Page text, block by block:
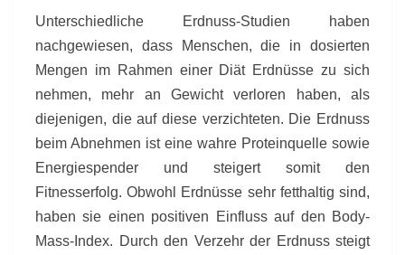
Unterschiedliche Erdnuss-Studien haben
nachgewiesen, dass Menschen, die in dosierten
Mengen im Rahmen einer Diät Erdnüsse zu sich
nehmen, mehr an Gewicht verloren haben, als
diejenigen, die auf diese verzichteten. Die Erdnuss
beim Abnehmen ist eine wahre Proteinquelle sowie
Energiespender und steigert somit den
Fitnesserfolg. Obwohl Erdnüsse sehr fetthaltig sind,
haben sie einen positiven Einfluss auf den Body-
Mass-Index. Durch den Verzehr der Erdnuss steigt